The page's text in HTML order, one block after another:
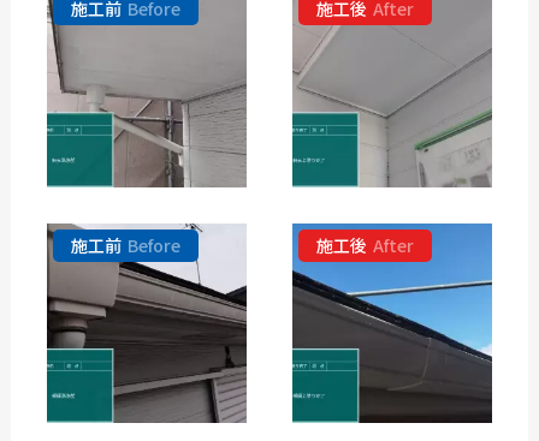
施工前 Before 施工後 After
施工前 Before 施工後 After